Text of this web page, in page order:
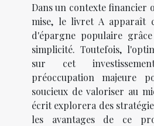
Dans un contexte financier
mise, le livret A apparaît
d'épargne populaire
simplicité. Toutefois,
sur cet
préoccupation majeure
soucieux de valoriser au
écrit explorera des
les avantages de ce